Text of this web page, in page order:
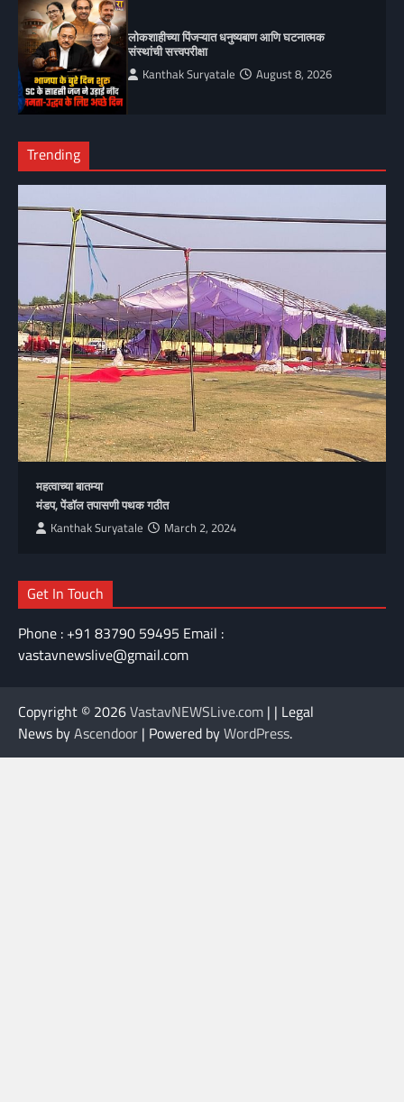
लोकशाहीच्या पिंजऱ्यात धनुष्यबाण आणि घटनात्मक
संस्थांची सत्त्वपरीक्षा
Kanthak Suryatale August 8, 2026
Trending
महत्वाच्या बातम्या
मंडप, पेंडॉल तपासणी पथक गठीत
Kanthak Suryatale March 2, 2024
Get In Touch
Phone : +91 83790 59495 Email :
vastavnewslive@gmail.com
Copyright © 2026VastavNEWSLive.com | | Legal
News byAscendoor | Powered byWordPress.